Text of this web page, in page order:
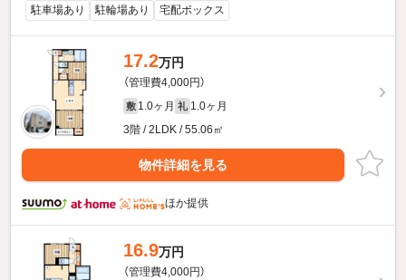
駐車場あり 駐輪場あり 宅配ボックス
17.2万円
（管理費4,000円）
敷 1.0ヶ月 礼 1.0ヶ月
3階 / 2LDK / 55.06㎡
物件詳細を見る
ほか提供
16.9万円
（管理費4,000円）